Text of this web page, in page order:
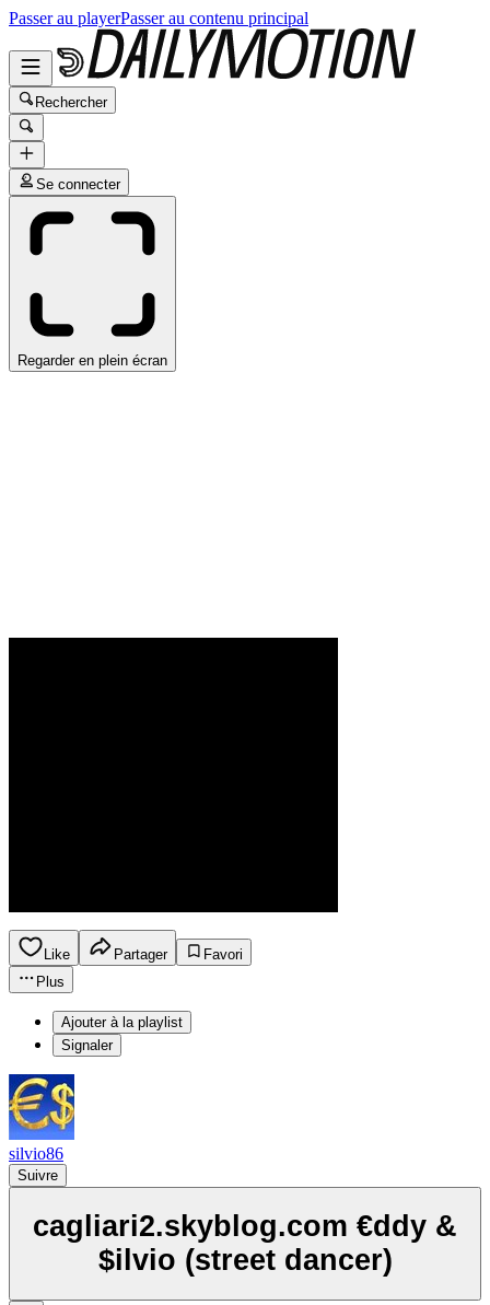
Passer au playerPasser au contenu principal
Rechercher
Se connecter
Regarder en plein écran
Like Partager
Favori
Plus
Ajouter à la playlist
Signaler
silvio86
Suivre
cagliari2.skyblog.com €ddy &
$ilvio (street dancer)